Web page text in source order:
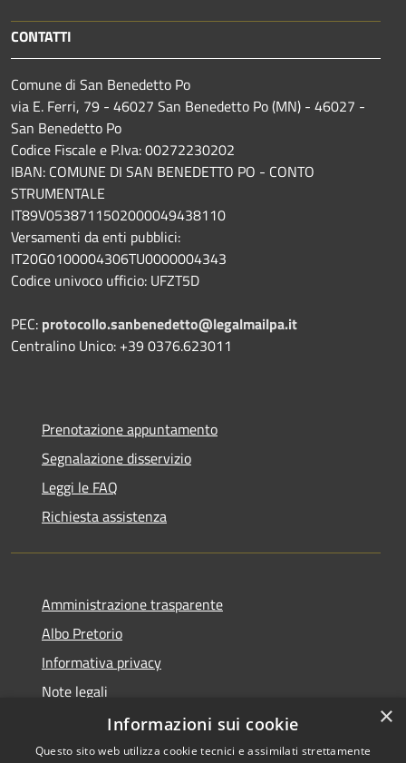
CONTATTI
Comune di San Benedetto Po
via E. Ferri, 79 - 46027 San Benedetto Po (MN) - 46027 -
San Benedetto Po
Codice Fiscale e P.Iva: 00272230202
IBAN: COMUNE DI SAN BENEDETTO PO - CONTO
STRUMENTALE
IT89V0538711502000049438110
Versamenti da enti pubblici:
IT20G0100004306TU0000004343
Codice univoco ufficio: UFZT5D
PEC: protocollo.sanbenedetto@legalmailpa.it
Centralino Unico: +39 0376.623011
Prenotazione appuntamento
Segnalazione disservizio
Leggi le FAQ
Richiesta assistenza
Amministrazione trasparente
Albo Pretorio
Informativa privacy
Note legali
Dichiarazione di accessibilità
×
Informazioni sui cookie
Questo sito web utilizza cookie tecnici e assimilati strettamente